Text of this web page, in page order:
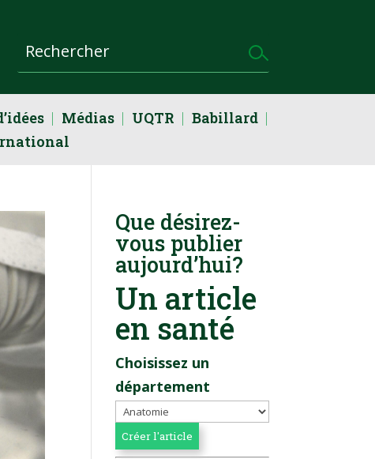
Médias UQTR
Babillard
Que désirez-
vous publier
aujourd’hui?
Un article
en santé
Choisissez un
département